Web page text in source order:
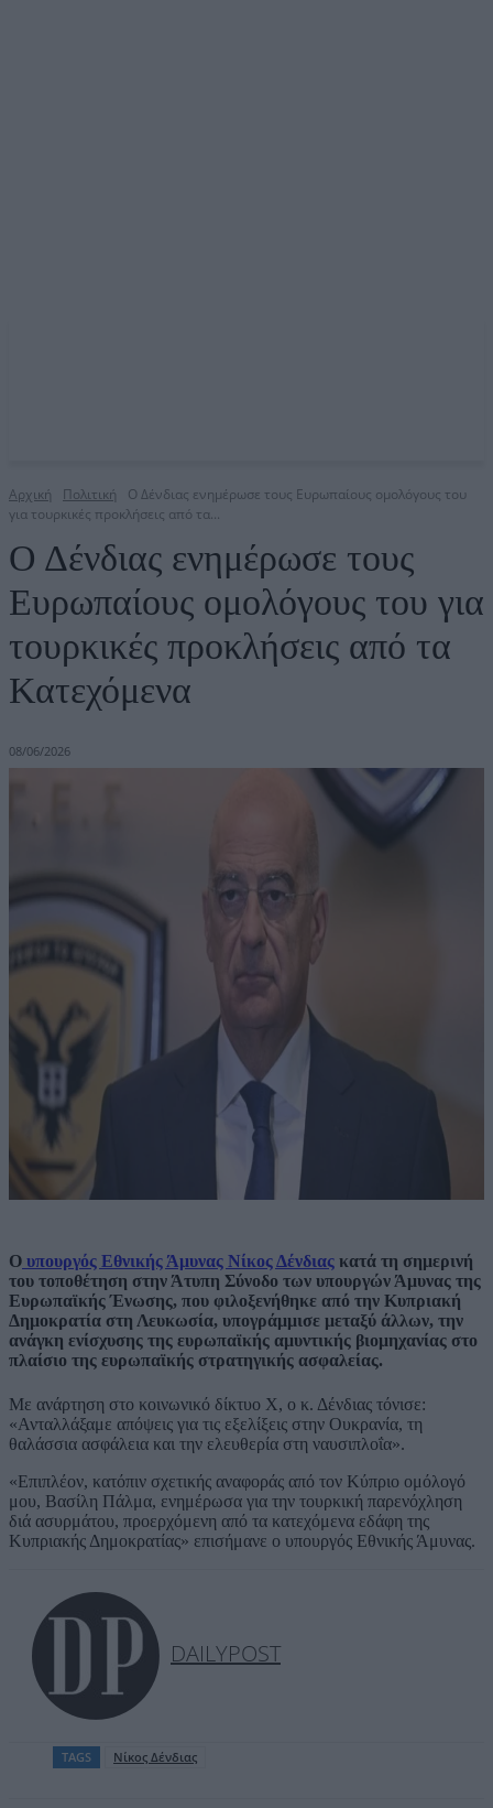
Αρχική Πολιτική
Ο Δένδιας ενημέρωσε τους Ευρωπαίους ομολόγους του
για τουρκικές προκλήσεις από τα...
Ο Δένδιας ενημέρωσε τους
Ευρωπαίους ομολόγους του για
τουρκικές προκλήσεις από τα
Κατεχόμενα
08/06/2026
Ο υπουργός Εθνικής Άμυνας Νίκος Δένδιας κατά τη σημερινή
του τοποθέτηση στην Άτυπη Σύνοδο των υπουργών Άμυνας της
Ευρωπαϊκής Ένωσης, που φιλοξενήθηκε από την Κυπριακή
Δημοκρατία στη Λευκωσία, υπογράμμισε μεταξύ άλλων, την
ανάγκη ενίσχυσης της ευρωπαϊκής αμυντικής βιομηχανίας στο
πλαίσιο της ευρωπαϊκής στρατηγικής ασφαλείας.
Με ανάρτηση στο κοινωνικό δίκτυο Χ, ο κ. Δένδιας τόνισε:
«Ανταλλάξαμε απόψεις για τις εξελίξεις στην Ουκρανία, τη
θαλάσσια ασφάλεια και την ελευθερία στη ναυσιπλοΐα».
«Επιπλέον, κατόπιν σχετικής αναφοράς από τον Κύπριο ομόλογό
μου, Βασίλη Πάλμα, ενημέρωσα για την τουρκική παρενόχληση
διά ασυρμάτου, προερχόμενη από τα κατεχόμενα εδάφη της
Κυπριακής Δημοκρατίας» επισήμανε ο υπουργός Εθνικής Άμυνας.
DAILYPOST
TAGS Νίκος Δένδιας